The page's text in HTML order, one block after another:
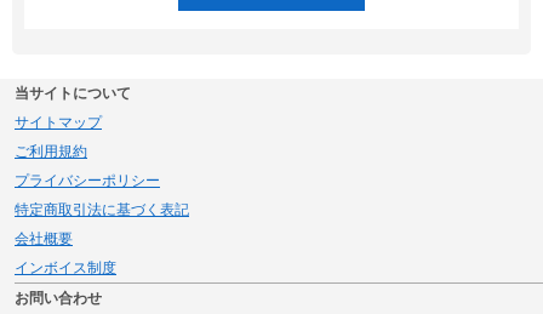
当サイトについて
サイトマップ
ご利用規約
プライバシーポリシー
特定商取引法に基づく表記
会社概要
インボイス制度
お問い合わせ